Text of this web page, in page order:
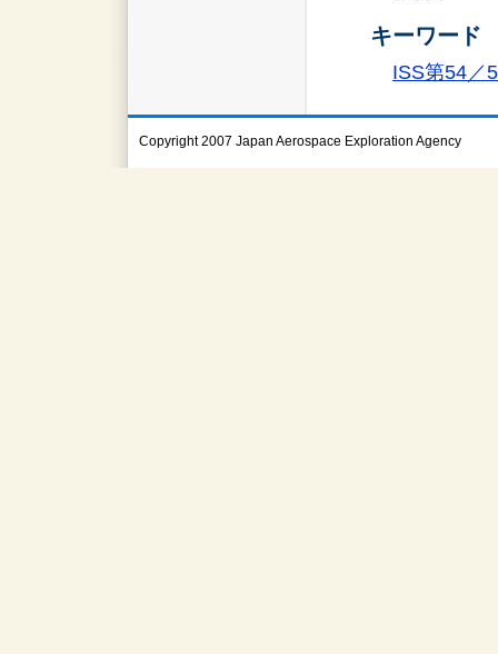
キーワード
ISS第54／
Copyright 2007 Japan Aerospace Exploration Agency